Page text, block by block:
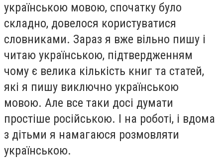
українською мовою, спочатку було
складно, довелося користуватися
словниками. Зараз я вже вільно пишу і
читаю українською, підтвердженням
чому є велика кількість книг та статей,
які я пишу виключно українською
мовою. Але все таки досі думати
простіше російською. І на роботі, і вдома
з дітьми я намагаюся розмовляти
українською.